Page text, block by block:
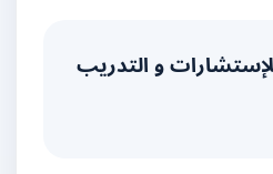
و التدريب